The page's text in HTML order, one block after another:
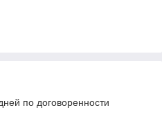
по договоренности